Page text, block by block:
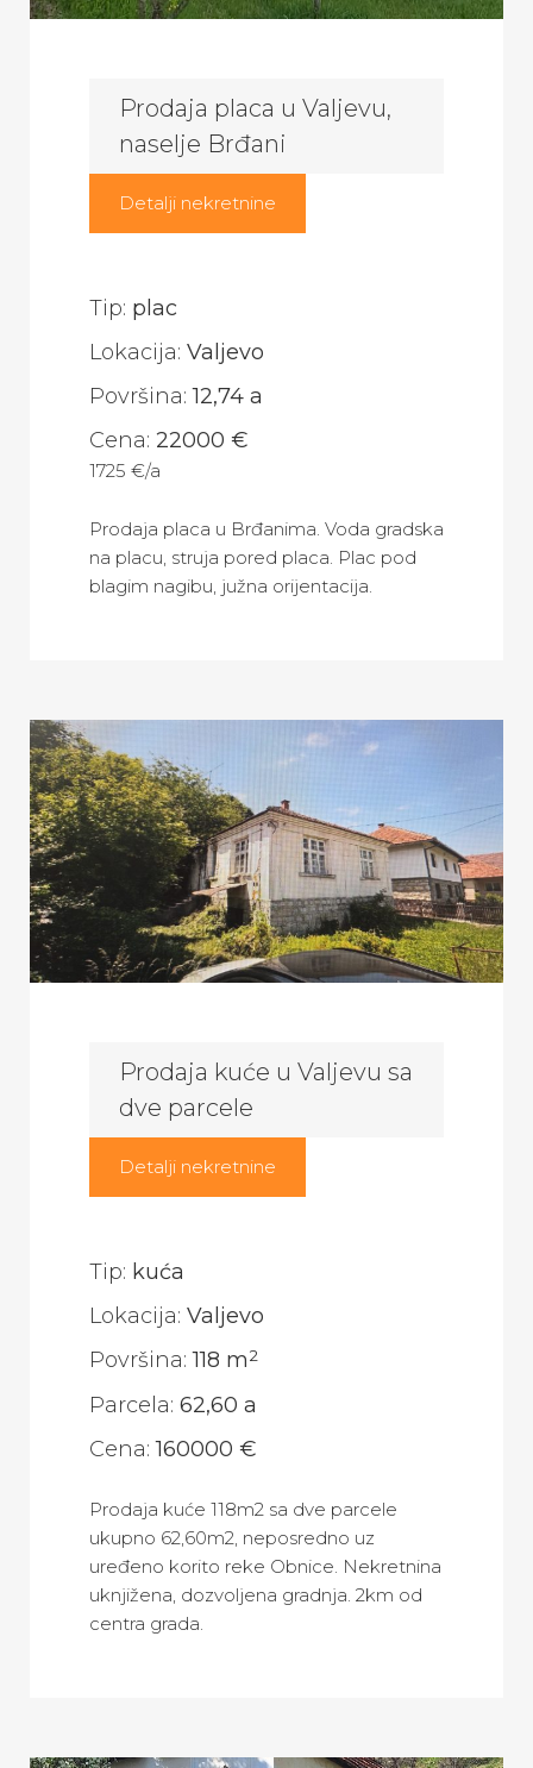
Prodaja placa u Valjevu,
naselje Brđani
Detalji nekretnine
Tip: plac
Lokacija: Valjevo
Površina:12,74 a
Cena: 22000 €
1725 €/a
Prodaja placa u Brđanima. Voda gradska
na placu, struja pored placa. Plac pod
blagim nagibu, južna orijentacija.
Prodaja kuće u Valjevu sa
dve parcele
Detalji nekretnine
Tip: kuća
Lokacija: Valjevo
Površina:118 m2
Parcela: 62,60 a
Cena:160000 €
Prodaja kuće 118m2 sa dve parcele
ukupno 62,60m2, neposredno uz
uređeno korito reke Obnice. Nekretnina
uknjižena, dozvoljena gradnja. 2km od
centra grada.